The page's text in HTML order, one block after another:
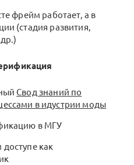
фрейм работает, а в
(стадия развития,
Свод знаний по
в идустрии моды
в МГУ
как